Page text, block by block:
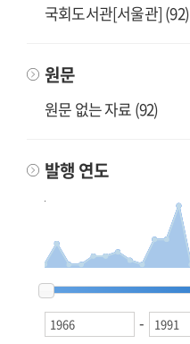
국회도서관[서울관] (92)
원문
원문 없는 자료 (92)
발행 연도
-